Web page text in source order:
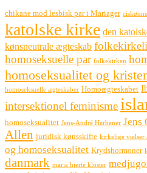
chikane mod lesbisk par i Mariager
katolske kirke den
kønsneutrale ægteskab
homoseksuelle par folkekirken
homoseksualitet og
homoseksuelle ægteskaber Homoægteskabet
intersektionel feminisme
homoseksualitet Jens-André Herbener Jens
Allen juridisk kønsskifte kirkelige vielser
og homoseksualitet Krydshormoner
danmark maria hjerte kloster